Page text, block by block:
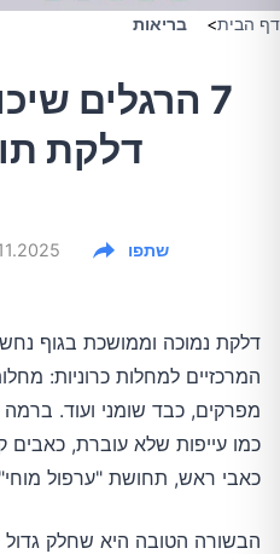
דף הבית> בריאות
7 הרגלים
דלקת
שתפו
דלקת נמוכה וממושכת בגוף
מפרקים, כבד שומני ועוד. ברמה
כמו עייפות שלא עוברת, כאבים
כאבי ראש, תחושת "ערפול מוחי"
הבשורה הטובה היא שחלק גדול